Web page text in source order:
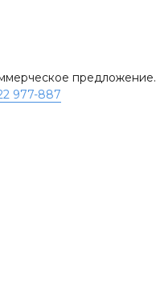
предложение.
977-887